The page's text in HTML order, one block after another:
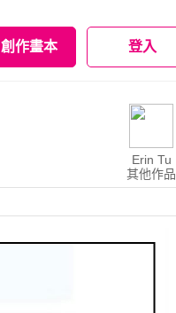
創作畫本 登入
Erin Tu
其他作品